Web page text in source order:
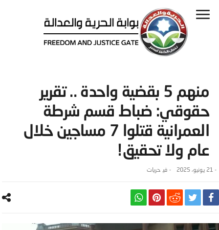
منهم 5 بقضية واحدة .. تقرير
حقوقي: ضباط قسم شرطة
العمرانية قتلوا 7 مساجين خلال
عام ولا تحقيق!
- 21 يونيو، 2025 - ‎في حريات